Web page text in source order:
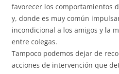
favorecer los comportamientos
y, donde es muy común
incondicional a los amigos y la
entre colegas.
Tampoco podemos dejar de
acciones de intervención que